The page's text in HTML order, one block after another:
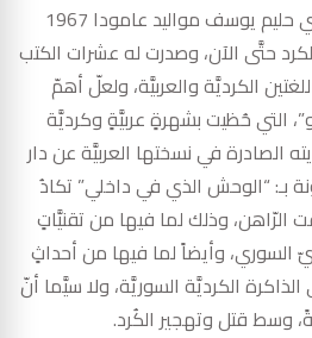
يعتبر الروائي الكردي السوري حليم يوسف مواليد عامودا 1967
حتَّى الآن، وصدرت له عشرات الكتب
الكرديَّة والعربيَّة، ولعلّ أهمّ
التي حُظيت بشهرةٍ عربيَّةٍ وكرديَّة
الصادرة في نسختها العربيَّة عن دار
“الوحش الذي في داخلي” تكادُ
الرّاهن، وذلك لما فيها من تقنيَّاتٍ
السوري، وأيضاً لما فيها من أحداثٍ
الكرديَّة السوريَّة، ولا سيَّما أنّ
وسط قتل وتهجير الكُرد.